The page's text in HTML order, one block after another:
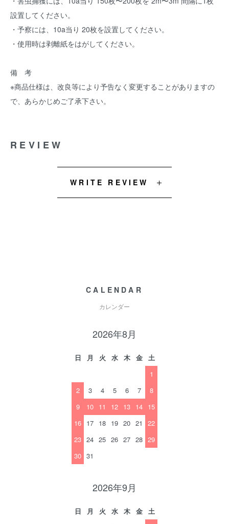
設置してください。
・予察には、10a当り 20枚を設置してください。
・使用時は剥離紙をはがしてください。
備 考
※商品仕様は、改良等により予告なく変更することがありますの
で、あらかじめご了承下さい。
REVIEW
WRITE REVIEW
CALENDAR
カレンダー
2026年8月
日 月 火 水 木 金
土
1
2
3 4 5 6 7
8
9
10 11 12 13 14 15
16 17 18 19 20 21
22
23 24 25 26 27 28 29
30 31
2026年9月
日 月 火 水 木 金
土